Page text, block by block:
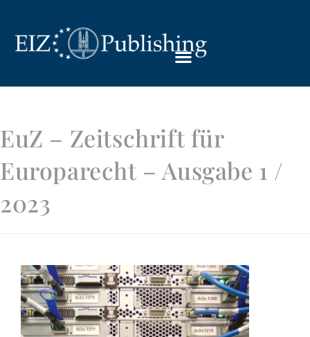
EuZ – Zeitschrift für
Europarecht – Ausgabe 1 /
2023